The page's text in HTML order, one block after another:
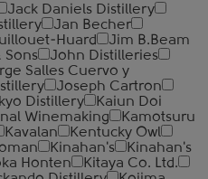
Jack Daniels Distillery
Jan Becher
Huard
Jim B.Beam
Sons
John Distilleries
Salles Cuervo y
Joseph Cartron
Distillery
Kaiun Doi
Winemaking
Kamotsuru
Kavalan
Kentucky Owl
Kinahan's
Kinahan's
Honten
Kitaya Co. Ltd.